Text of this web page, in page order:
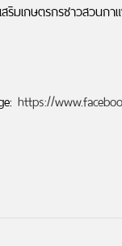
เกษตรกรชาวสวน
https://